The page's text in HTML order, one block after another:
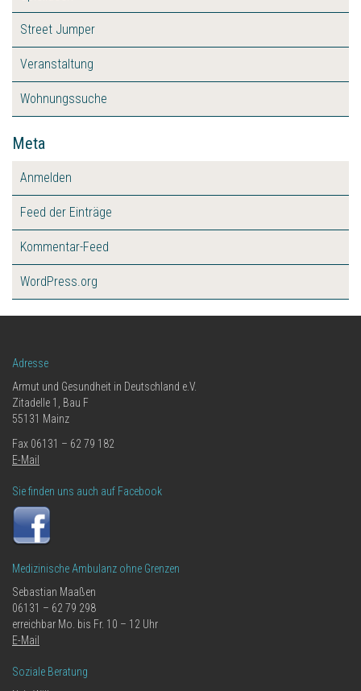
Street Jumper
Veranstaltung
Wohnungssuche
Meta
Anmelden
Feed der Einträge
Kommentar-Feed
WordPress.org
Adresse
Armut und Gesundheit in Deutschland e.V.
Zitadelle 1, Bau F
55131 Mainz
Fax 06131 – 62 79 182
E-Mail
Sie finden uns auch auf Facebook
Medizinische Ambulanz ohne Grenzen
Sebastian Maaßen
06131 – 62 79 298
erreichbar Mo. bis Fr. 10 – 12 Uhr
E-Mail
Soziale Beratung